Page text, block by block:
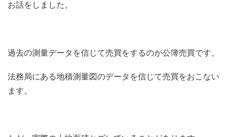
お話をしました。
過去の測量データを信じて売買をするのが公簿売買です。
法務局にある地積測量図のデータを信じて売買をおこない
ます。